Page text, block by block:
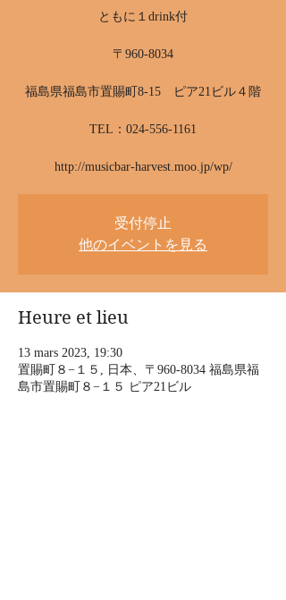
ともに１drink付
〒960-8034
福島県福島市置賜町8-15 ピア21ビル４階
TEL：024-556-1161
http://musicbar-harvest.moo.jp/wp/
受付停止
他のイベントを見る
Heure et lieu
13 mars 2023, 19:30
置賜町８−１５, 日本、〒960-8034 福島県福
島市置賜町８−１５ ピア21ビル